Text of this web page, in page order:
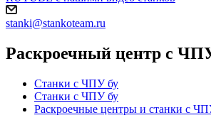
stanki@stankoteam.ru
Раскроечный центр с ЧПУ
Станки с ЧПУ бу
Станки с ЧПУ бу
Раскроечные центры и станки с